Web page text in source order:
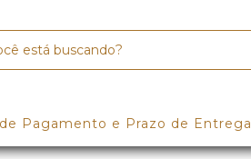
Pagamento e Prazo de Entrega